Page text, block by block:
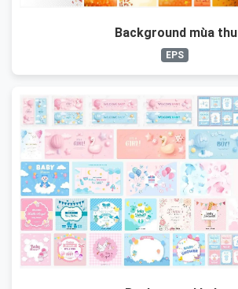
Background mùa thu
EPS